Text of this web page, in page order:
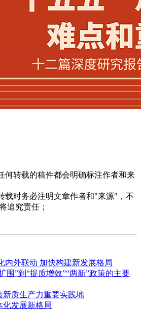
何转载的稿件都会明确标注作者和来
载时务必注明文章作者和"来源"，不
追究责任；
内外联动 加快构建新发展格局
围”到“提质增效”“两新”政策的主要
新质生产力重要实践地
化发展新格局